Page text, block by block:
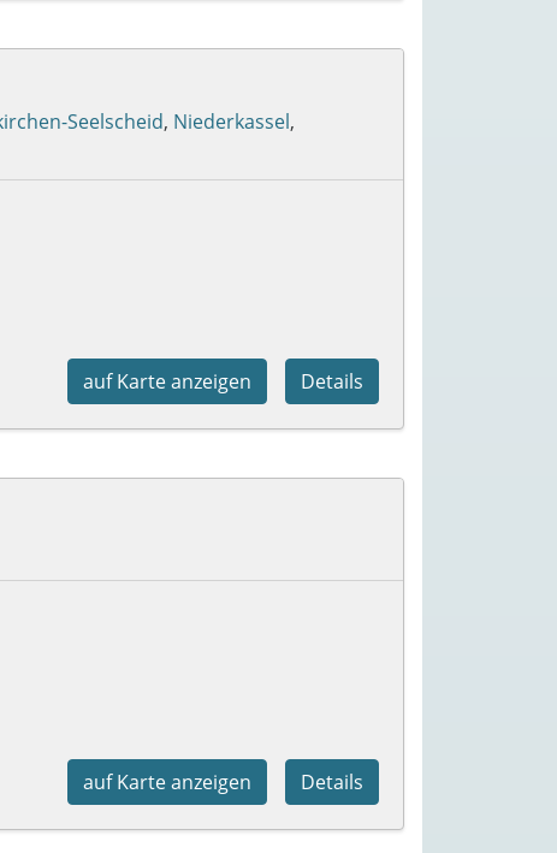
Seelscheid, Niederkassel,
Details
auf Karte anzeigen
Details
auf Karte anzeigen